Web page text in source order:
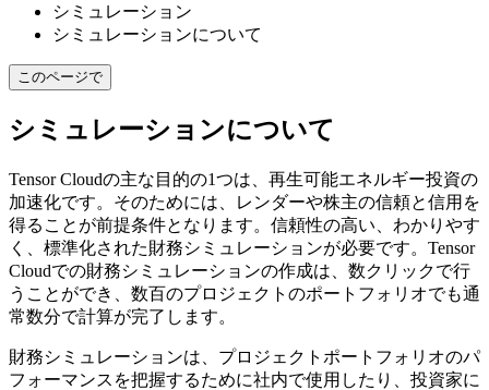
シミュレーション
シミュレーションについて
このページで
シミュレーションについて
Tensor Cloudの主な目的の1つは、再生可能エネルギー投資の
加速化です。そのためには、レンダーや株主の信頼と信用を
得ることが前提条件となります。信頼性の高い、わかりやす
く、標準化された財務シミュレーションが必要です。Tensor
Cloudでの財務シミュレーションの作成は、数クリックで行
うことができ、数百のプロジェクトのポートフォリオでも通
常数分で計算が完了します。
財務シミュレーションは、プロジェクトポートフォリオのパ
フォーマンスを把握するために社内で使用したり、投資家に